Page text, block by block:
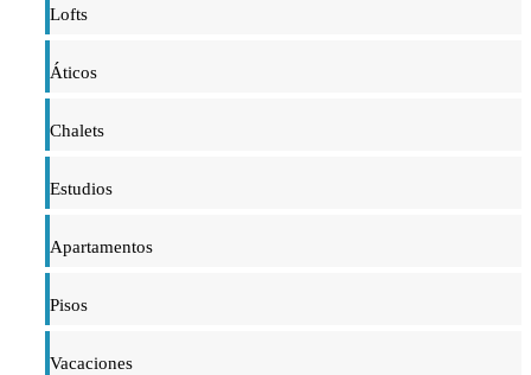
Lofts
Áticos
Chalets
Estudios
Apartamentos
Pisos
Vacaciones